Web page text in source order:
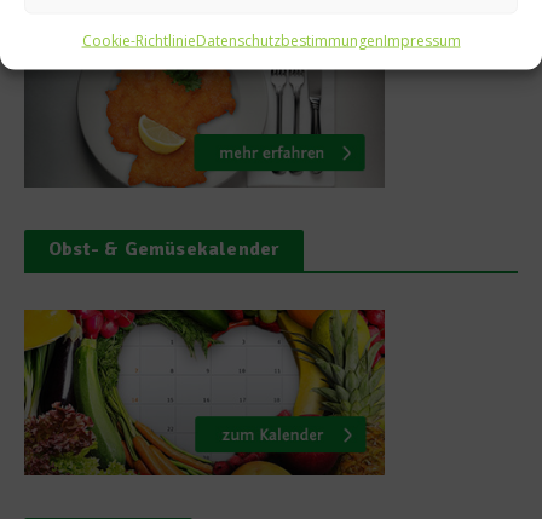
Cookie-RichtlinieDatenschutzbestimmungenImpressum
Obst- & Gemüsekalender